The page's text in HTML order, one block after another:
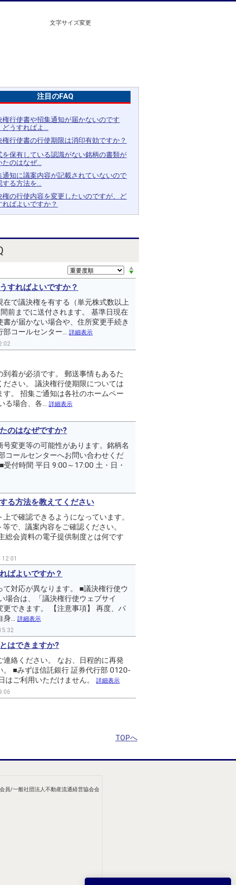
文字サイズ変更
注目のFAQ
権行使書や招集通知が届かないのです
どうすればよ...
権行使書の行使期限は消印有効ですか？
を保有している認識がない銘柄の書類が
たのはなぜ...
通知に議案内容が記載されていないので
る方法を...
権の行使内容を変更したいのですが、ど
ればよいですか？
すればよいですか？
で議決権を有する（単元株式数以上
前までに送付されます。 基準日現在
が届かない場合や、住所変更手続き
コールセンター... 詳細表示
着が必須です。 郵送事情もあるた
さい。 議決権行使期限については
。 招集ご通知は各社のホームペー
る場合、各... 詳細表示
のはなぜですか?
変更等の可能性があります。銘柄名
コールセンターへお問い合わせくだ
付時間 平日 9:00～17:00 土・日・
る方法を教えてください
で確認できるようになっています。
で、議案内容をご確認ください。
総会資料の電子提供制度とは何です
ばよいですか？
対応が異なります。 ■議決権行使ウ
場合は、「議決権行使ウェブサイ
更できます。 【注意事項】 再度、パ
... 詳細表示
はできますか?
絡ください。 なお、日程的に再発
■みずほ信託銀行 証券代行部 0120-
ご利用いただけません。
詳細表示
TOPへ
員/一般社団法人不動産流通経営協会会